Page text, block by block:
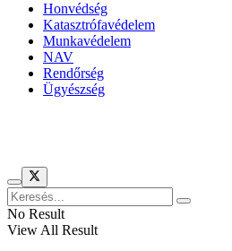
Honvédség
Katasztrófavédelem
Munkavédelem
NAV
Rendőrség
Ügyészség
No Result
View All Result